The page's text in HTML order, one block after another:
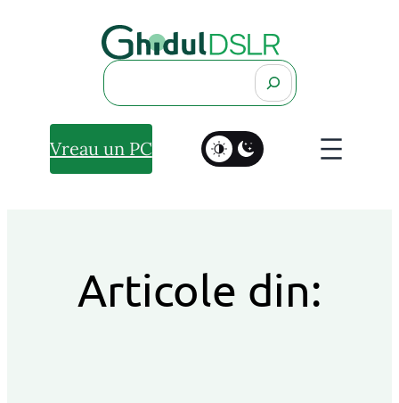
Search
Vreau un PC
Articole din: